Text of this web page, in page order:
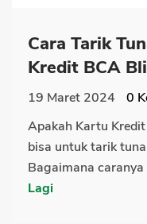
Cara Tarik
Kredit BCA
19 Maret 2024 0
Apakah Kartu
bisa untuk tarik
Bagaimana caranya
Lagi